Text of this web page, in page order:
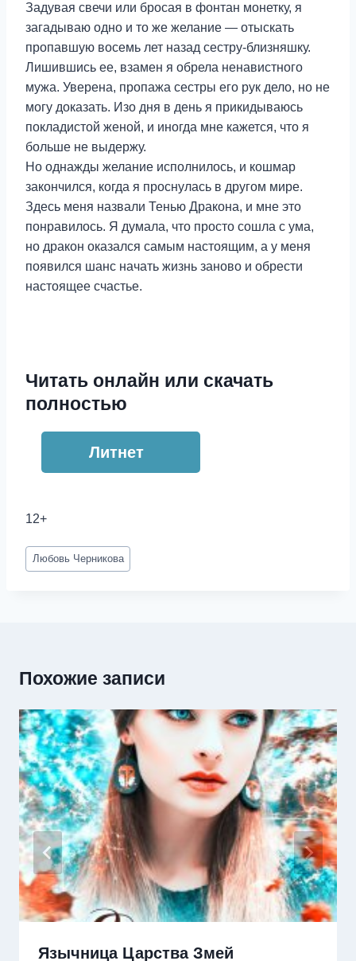
Задувая свечи или бросая в фонтан монетку, я
загадываю одно и то же желание — отыскать
пропавшую восемь лет назад сестру-близняшку.
Лишившись ее, взамен я обрела ненавистного
мужа. Уверена, пропажа сестры его рук дело, но не
могу доказать. Изо дня в день я прикидываюсь
покладистой женой, и иногда мне кажется, что я
больше не выдержу.
Но однажды желание исполнилось, и кошмар
закончился, когда я проснулась в другом мире.
Здесь меня назвали Тенью Дракона, и мне это
понравилось. Я думала, что просто сошла с ума,
но дракон оказался самым настоящим, а у меня
появился шанс начать жизнь заново и обрести
настоящее счастье.
Читать онлайн или скачать
полностью
Литнет
12+
Метки
записи:
Любовь Черникова
Похожие записи
Язычница Царства Змей